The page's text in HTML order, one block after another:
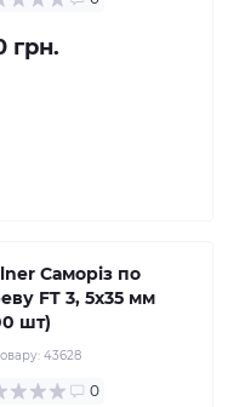
грн.
Саморіз по
FT 3, 5x35 мм
шт)
43628
0